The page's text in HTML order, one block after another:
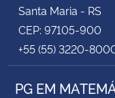
Santa Maria - RS
CEP: 97105-900
+55 (55) 3220-
PG EM